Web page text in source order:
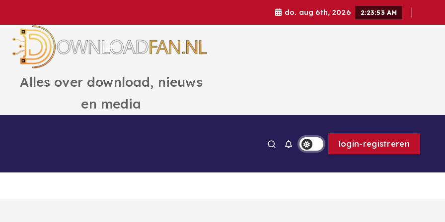
do. aug 6th, 2026 2:23:54 AM
Alles over download, nieuws
en media
login-registreren